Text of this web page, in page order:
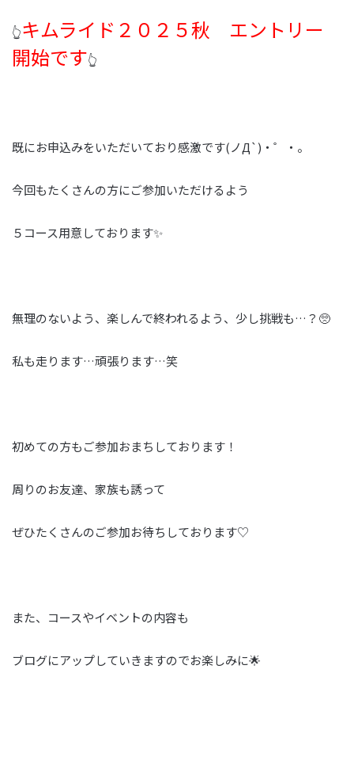
👆キムライド２０２５秋 エントリー
開始です👆
既にお申込みをいただいており感激です(ノД`)・゜・。
今回もたくさんの方にご参加いただけるよう
５コース用意しております✨
無理のないよう、楽しんで終われるよう、少し挑戦も…？🥺
私も走ります…頑張ります…笑
初めての方もご参加おまちしております！
周りのお友達、家族も誘って
ぜひたくさんのご参加お待ちしております♡
また、コースやイベントの内容も
ブログにアップしていきますのでお楽しみに🌟